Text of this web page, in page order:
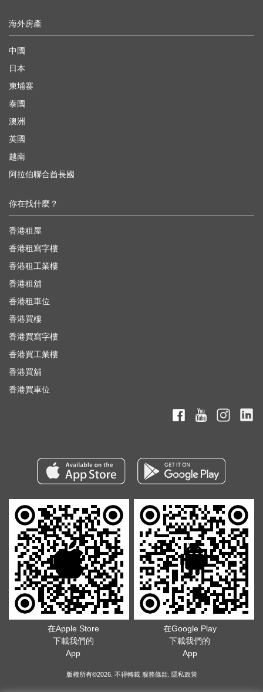
海外房產
中國
日本
柬埔寨
泰國
澳洲
英國
越南
阿拉伯聯合酋長國
你在找什麼？
香港租屋
香港租寫字樓
香港租工業樓
香港租舖
香港租車位
香港買樓
香港買寫字樓
香港買工業樓
香港買舖
香港買車位
在Apple Store
下載我們的
App
在Google Play
下載我們的
App
版權所有©2026. 不得轉載 服務條款 隱私政策